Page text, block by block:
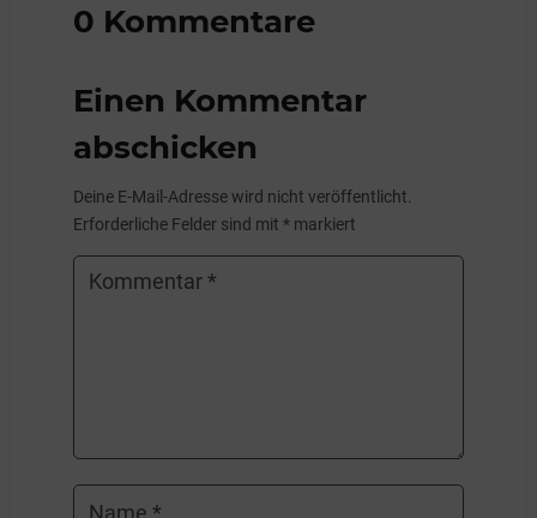
0 Kommentare
Einen Kommentar
abschicken
Deine E-Mail-Adresse wird nicht veröffentlicht.
Erforderliche Felder sind mit* markiert